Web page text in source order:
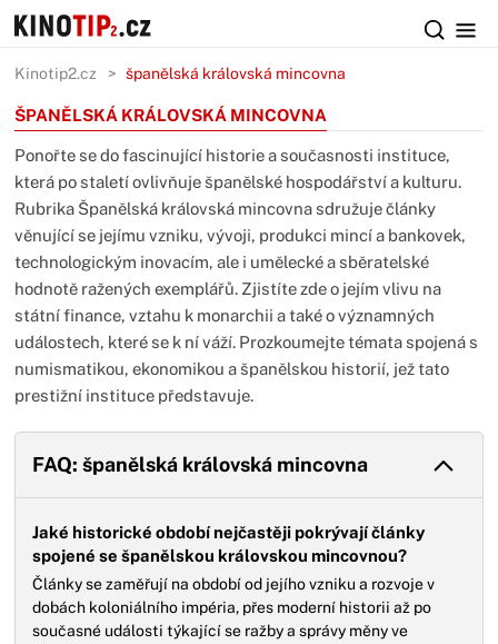
Kinotip2.cz španělská královská mincovna
ŠPANĚLSKÁ KRÁLOVSKÁ MINCOVNA
Ponořte se do fascinující historie a současnosti instituce,
která po staletí ovlivňuje španělské hospodářství a kulturu.
Rubrika Španělská královská mincovna sdružuje články
věnující se jejímu vzniku, vývoji, produkci mincí a bankovek,
technologickým inovacím, ale i umělecké a sběratelské
hodnotě ražených exemplářů. Zjistíte zde o jejím vlivu na
státní finance, vztahu k monarchii a také o významných
událostech, které se k ní váží. Prozkoumejte témata spojená s
numismatikou, ekonomikou a španělskou historií, jež tato
prestižní instituce představuje.
FAQ: španělská královská mincovna
Jaké historické období nejčastěji pokrývají články
spojené se španělskou královskou mincovnou?
Články se zaměřují na období od jejího vzniku a rozvoje v
dobách koloniálního impéria, přes moderní historii až po
současné události týkající se ražby a správy měny ve